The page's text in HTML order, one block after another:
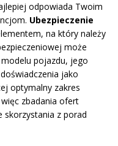
odpowiada Twoim
Ubezpieczenie
na który należy
może
pojazdu, jego
jako
optymalny zakres
zbadania ofert
skorzystania z porad